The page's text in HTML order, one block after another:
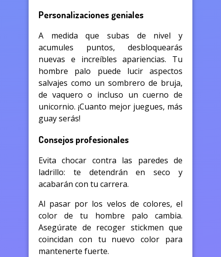
Personalizaciones geniales
A medida que subas de nivel y
acumules puntos, desbloquearás
nuevas e increíbles apariencias. Tu
hombre palo puede lucir aspectos
salvajes como un sombrero de bruja,
de vaquero o incluso un cuerno de
unicornio. ¡Cuanto mejor juegues, más
guay serás!
Consejos profesionales
Evita chocar contra las paredes de
ladrillo: te detendrán en seco y
acabarán con tu carrera.
Al pasar por los velos de colores, el
color de tu hombre palo cambia.
Asegúrate de recoger stickmen que
coincidan con tu nuevo color para
mantenerte fuerte.